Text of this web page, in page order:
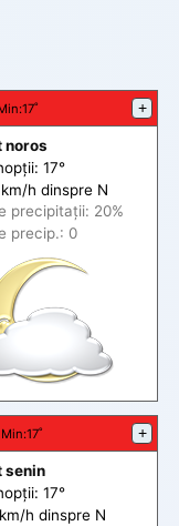
:17˚ +
noros
17°
h dinspre N
precipitații: 20%
precip.: 0
Min:17˚ +
senin
17°
h dinspre N